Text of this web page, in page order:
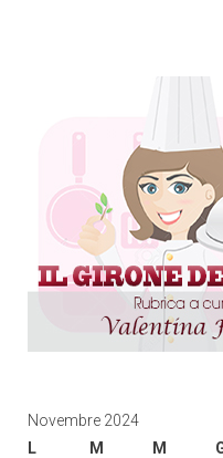
Novembre 2024
L
M M